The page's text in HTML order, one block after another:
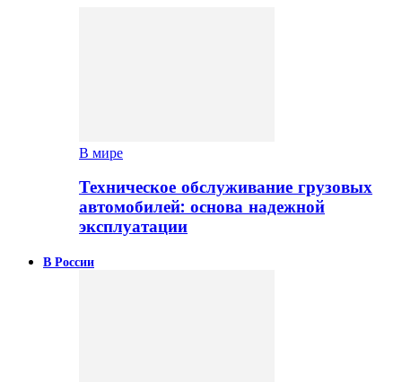
В мире
Техническое обслуживание грузовых
автомобилей: основа надежной
эксплуатации
В России